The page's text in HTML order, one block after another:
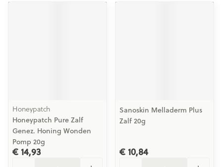
Honeypatch
Honeypatch Pure Zalf
Genez. Honing Wonden
Pomp 20g
€ 14,93
Sanoskin Melladerm Plus
Zalf 20g
€ 10,84